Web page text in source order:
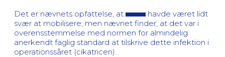
Det er nævnets opfattelse, at
havde været lidt
svær at mobilisere, men nævnet finder, at det var i
overensstemmelse med normen for almindelig
anerkendt faglig standard at tilskrive dette infektion i
operationssåret (cikatricen).